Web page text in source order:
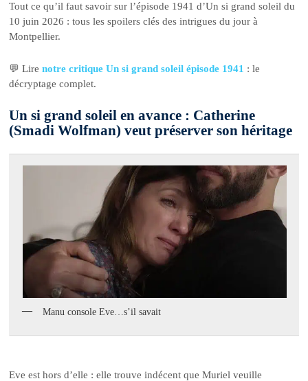
Tout ce qu’il faut savoir sur l’épisode 1941 d’Un si grand soleil du
10 juin 2026 : tous les spoilers clés des intrigues du jour à
Montpellier.
💬 Lirenotre critique Un si grand soleil épisode 1941 : le
décryptage complet.
Un si grand soleil en avance : Catherine
(Smadi Wolfman) veut préserver son héritage
Manu console Eve…s’il savait
Eve est hors d’elle : elle trouve indécent que Muriel veuille